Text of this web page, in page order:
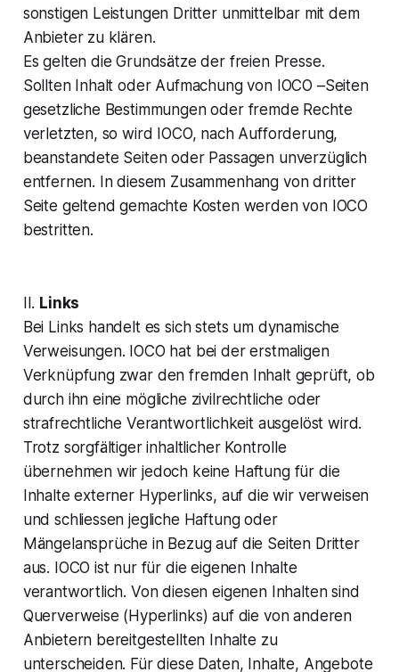
sonstigen Leistungen Dritter unmittelbar mit dem
Anbieter zu klären.
Es gelten die Grundsätze der freien Presse.
Sollten Inhalt oder Aufmachung von IOCO –Seiten
gesetzliche Bestimmungen oder fremde Rechte
verletzten, so wird IOCO, nach Aufforderung,
beanstandete Seiten oder Passagen unverzüglich
entfernen. In diesem Zusammenhang von dritter
Seite geltend gemachte Kosten werden von IOCO
bestritten.
II. Links
Bei Links handelt es sich stets um dynamische
Verweisungen. IOCO hat bei der erstmaligen
Verknüpfung zwar den fremden Inhalt geprüft, ob
durch ihn eine mögliche zivilrechtliche oder
strafrechtliche Verantwortlichkeit ausgelöst wird.
Trotz sorgfältiger inhaltlicher Kontrolle
übernehmen wir jedoch keine Haftung für die
Inhalte externer Hyperlinks, auf die wir verweisen
und schliessen jegliche Haftung oder
Mängelansprüche in Bezug auf die Seiten Dritter
aus. IOCO ist nur für die eigenen Inhalte
verantwortlich. Von diesen eigenen Inhalten sind
Querverweise (Hyperlinks) auf die von anderen
Anbietern bereitgestellten Inhalte zu
unterscheiden. Für diese Daten, Inhalte, Angebote